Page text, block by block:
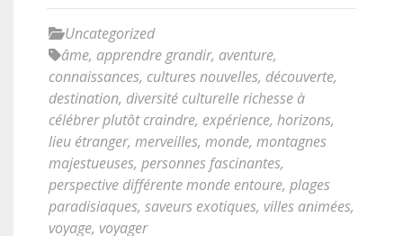
Uncategorized
âme, apprendre grandir, aventure,
connaissances, cultures nouvelles, découverte,
destination, diversité culturelle richesse à
célébrer plutôt craindre, expérience, horizons,
lieu étranger, merveilles, monde, montagnes
majestueuses, personnes fascinantes,
perspective différente monde entoure, plages
paradisiaques, saveurs exotiques, villes animées,
voyage, voyager